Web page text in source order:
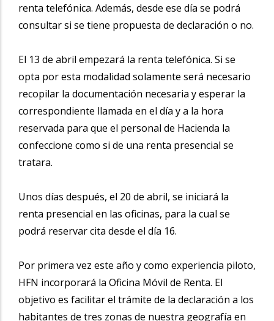
renta telefónica. Además, desde ese día se podrá
consultar si se tiene propuesta de declaración o no.
El 13 de abril empezará la renta telefónica. Si se
opta por esta modalidad solamente será necesario
recopilar la documentación necesaria y esperar la
correspondiente llamada en el día y a la hora
reservada para que el personal de Hacienda la
confeccione como si de una renta presencial se
tratara.
Unos días después, el 20 de abril, se iniciará la
renta presencial en las oficinas, para la cual se
podrá reservar cita desde el día 16.
Por primera vez este año y como experiencia piloto,
HFN incorporará la Oficina Móvil de Renta. El
objetivo es facilitar el trámite de la declaración a los
habitantes de tres zonas de nuestra geografía en